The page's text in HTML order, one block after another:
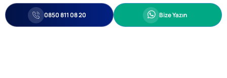
0850 811 08 20 Whatsapp
Bize Yazın
0850 811 08 20